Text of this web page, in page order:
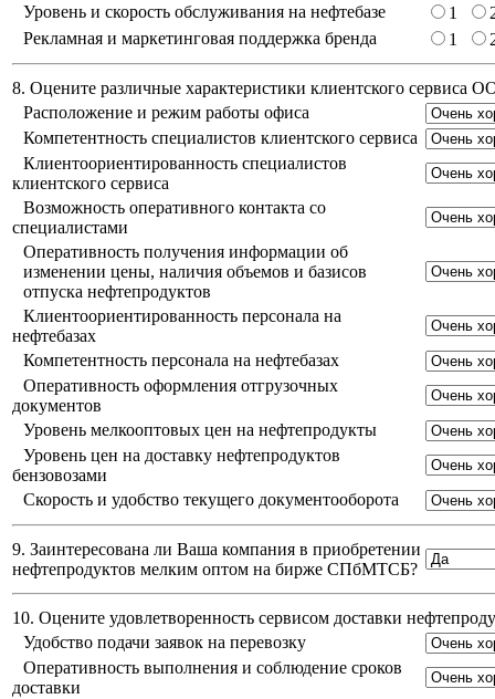
Уровень и скорость обслуживания на нефтебазе 1
Рекламная и маркетинговая поддержка бренда
1
8. Оцените различные характеристики клиентского сервиса
Расположение и режим работы офиса
Компетентность специалистов клиентского сервиса
Клиентоориентированность специалистов
клиентского сервиса
Возможность оперативного контакта со
специалистами
Оперативность получения информации об
изменении цены, наличия объемов и базисов
отпуска нефтепродуктов
Клиентоориентированность персонала на
нефтебазах
Компетентность персонала на нефтебазах
Оперативность оформления отгрузочных
документов
Уровень мелкооптовых цен на нефтепродукты
Уровень цен на доставку нефтепродуктов
бензовозами
Скорость и удобство текущего документооборота
9. Заинтересована ли Ваша компания в приобретении
нефтепродуктов мелким оптом на бирже СПбМТСБ?
10. Оцените удовлетворенность сервисом доставки
Удобство подачи заявок на перевозку
Оперативность выполнения и соблюдение сроков
доставки